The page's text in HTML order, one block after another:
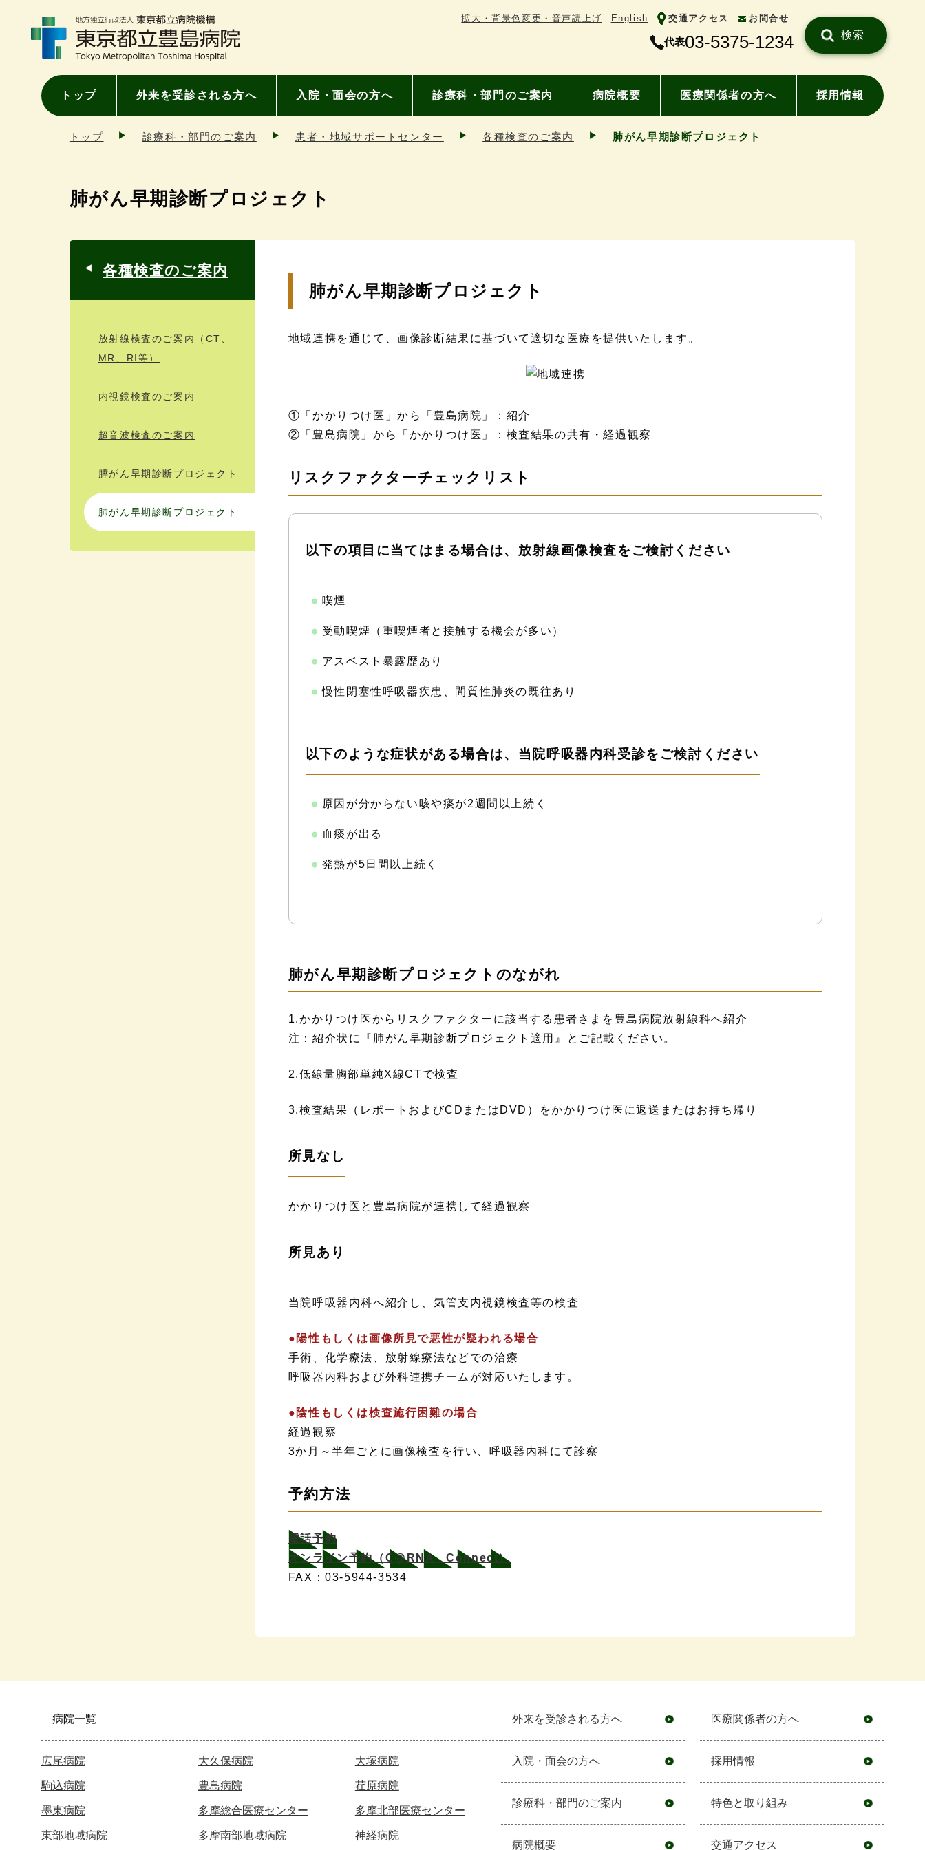
拡大・背景色変更・音声読上げ English 交通アクセス お問合せ
代表03-5375-1234 検索
トップ 外来を受診される方へ 入院・面会の方へ 診療科・部門のご案内 病院概要 医療関係者の方へ 採用情報
トップ 診療科・部門のご案内 患者・地域サポートセンター 各種検査のご案内 肺がん早期診断プロジェクト
肺がん早期診断プロジェクト
肺がん早期診断プロジェクト
地域連携を通じて、画像診断結果に基づいて適切な医療を提供いたします。
①「かかりつけ医」から「豊島病院」：紹介
②「豊島病院」から「かかりつけ医」：検査結果の共有・経過観察
リスクファクターチェックリスト
以下の項目に当てはまる場合は、放射線画像検査をご検討ください
喫煙
受動喫煙（重喫煙者と接触する機会が多い）
アスベスト暴露歴あり
慢性閉塞性呼吸器疾患、間質性肺炎の既往あり
以下のような症状がある場合は、当院呼吸器内科受診をご検討ください
原因が分からない咳や痰が2週間以上続く
血痰が出る
発熱が5日間以上続く
肺がん早期診断プロジェクトのながれ
1.かかりつけ医からリスクファクターに該当する患者さまを豊島病院放射線科へ紹介
注：紹介状に『肺がん早期診断プロジェクト適用』とご記載ください。
2.低線量胸部単純X線CTで検査
3.検査結果（レポートおよびCDまたはDVD）をかかりつけ医に返送またはお持ち帰り
所見なし
かかりつけ医と豊島病院が連携して経過観察
所見あり
当院呼吸器内科へ紹介し、気管支内視鏡検査等の検査
●陽性もしくは画像所見で悪性が疑われる場合
手術、化学療法、放射線療法などでの治療
呼吸器内科および外科連携チームが対応いたします。
●陰性もしくは検査施行困難の場合
経過観察
3か月～半年ごとに画像検査を行い、呼吸器内科にて診察
予約方法
電話予約
オンライン予約（C@RNA Connect）
FAX：03-5944-3534
各種検査のご案内
放射線検査のご案内（CT、
MR、RI等）
内視鏡検査のご案内
超音波検査のご案内
膵がん早期診断プロジェクト
肺がん早期診断プロジェクト
病院一覧
広尾病院 大久保病院 大塚病院
駒込病院 豊島病院 荏原病院
墨東病院 多摩総合医療センター 多摩北部医療センター
東部地域病院 多摩南部地域病院 神経病院
外来を受診される方へ
入院・面会の方へ
診療科・部門のご案内
病院概要
医療関係者の方へ
採用情報
特色と取り組み
交通アクセス